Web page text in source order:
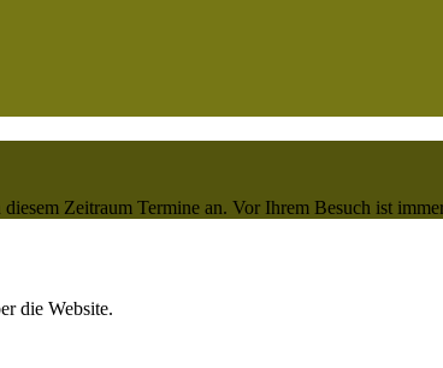
Zeitraum Termine an. Vor Ihrem Besuch ist
die Website.